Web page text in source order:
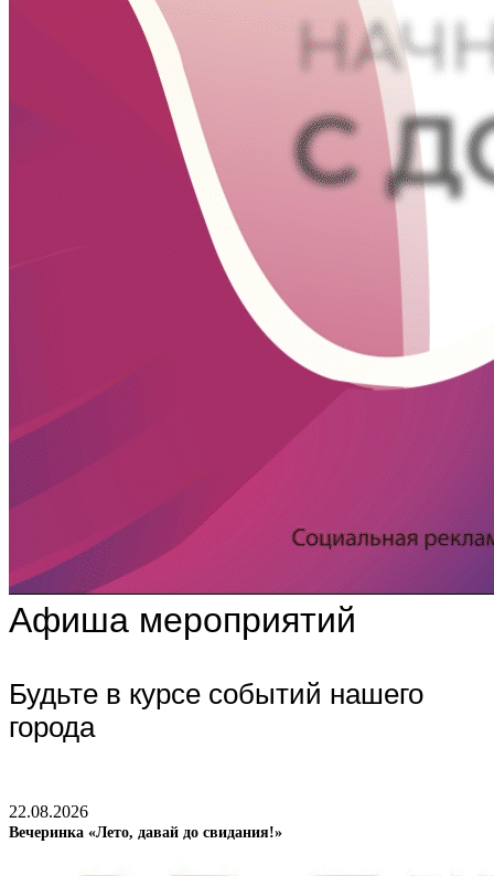
Афиша мероприятий
Будьте в курсе событий нашего
города
22.08.2026
Вечеринка «Лето, давай до свидания!»